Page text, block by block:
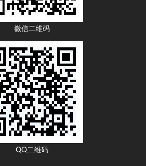
微信二维码
QQ二维码